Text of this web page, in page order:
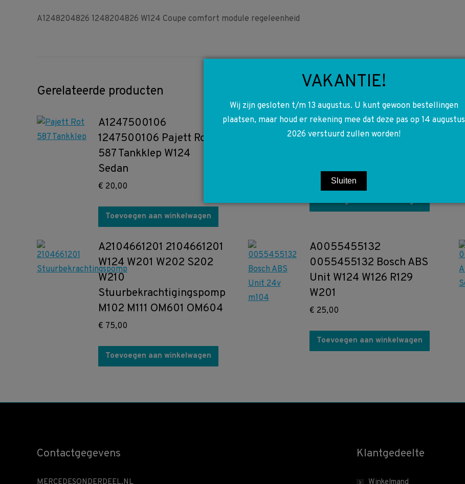
A1248204826 1248204826 W124 Coupe comfort module regeleenheid
Gerelateerde producten
A1247500106
1247500106 Pajett Rot
587 Tankklep W124
Sedan
€ 20,00
Toevoegen aan winkelwagen
A1404601198
1404601198 Airbag W140
30,00
Toevoegen aan winkelwagen
A2104661201 2104661201
W124 W201 W202 S202
W210
Stuurbekrachtigingspomp
M102 M111 OM601 OM604
€ 75,00
Toevoegen aan winkelwagen
A0055455132
0055455132 Bosch ABS
Unit W124 W126 R129
W201
€ 25,00
Toevoegen aan winkelwagen
Contactgegevens Klantgedeelte
VAKANTIE!
Wij zijn gesloten t/m 13 augustus. U kunt gewoon bestellingen
plaatsen, maar houd er rekening mee dat deze pas op 14 augustus
2026 verstuurd zullen worden!
Sluiten